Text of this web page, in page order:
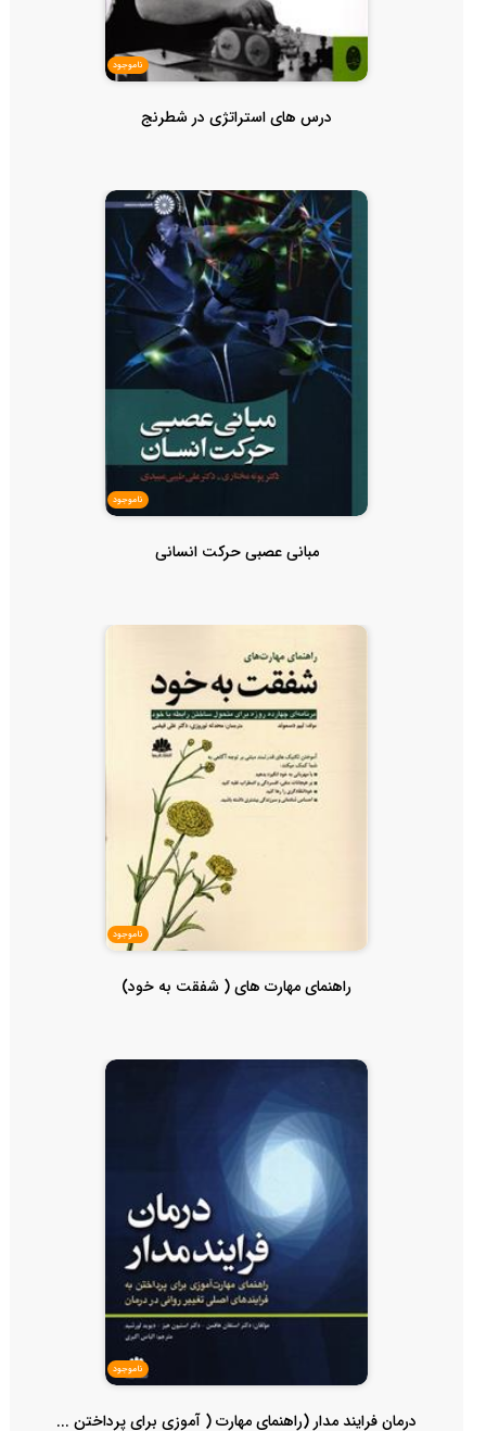
ناموجود
درس های استراتژی در شطرنج
ناموجود
مبانی عصبی حرکت انسانی
ناموجود
راهنمای مهارت های ( شفقت به خود)
ناموجود
درمان فرایند مدار (راهنمای مهارت ( آموزی برای پرداختن ...